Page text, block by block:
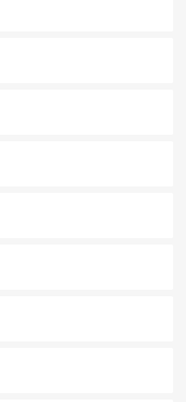
風情を楽しめる外せないスポット